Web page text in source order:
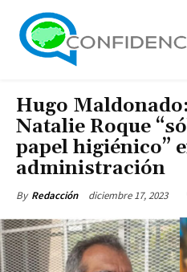
Hugo
Natalie Roque
papel higiénico”
administración
By Redacción diciembre 17, 2023